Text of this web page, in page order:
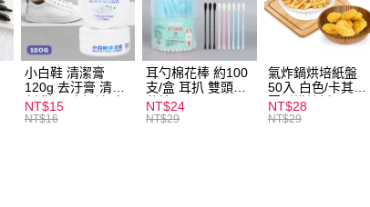
全家取貨付款
每筆NT$60，滿NT$599(含以上)免運費
付款後全家取貨
每筆NT$60，滿NT$599(含以上)免運費
小白鞋 清潔膏
120g 去汙膏 清潔
劑 鞋子 去汙漬 白
皮鞋 鞋油
NT$15
NT$16
耳勺棉花棒 約100
支/盒 耳扒 雙頭棉
花棒
NT$24
NT$29
氣炸鍋烘培紙盤
50入 白色/卡其色
圓形烘焙紙
NT$28
NT$29